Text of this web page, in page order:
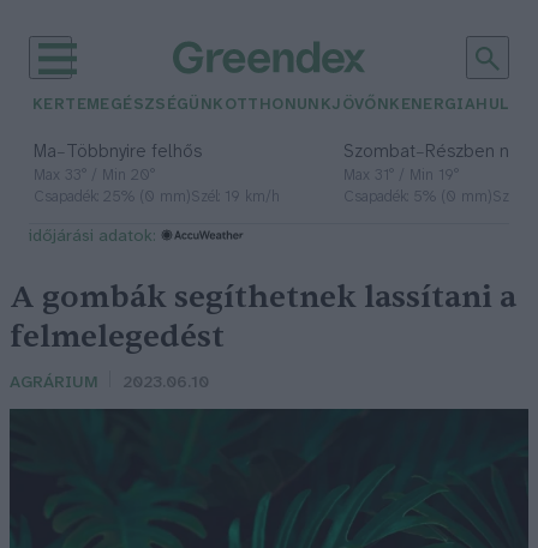
KERTEM EGÉSZSÉGÜNK OTTHONUNKJÖVŐNK ENERGIA
Ma– Többnyire felhős
Max 33° / Min 20°
Csapadék: 25% (0 mm)Szél: 19 km/h
Szombat– Részben
Max 31° / Min 19°
Csapadék: 5% (0 mm)Szél:
időjárási adatok:
A gombák segíthetnek lassítani a
felmelegedést
AGRÁRIUM 2023.06.10